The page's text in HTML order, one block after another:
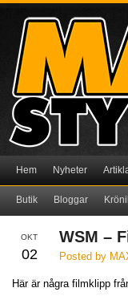
Hem Nyheter
Butik Bloggar
OKT
02
WSM –
Posted by
Här är några filmklipp